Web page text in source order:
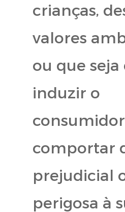
crianças,
valores
ou que seja
induzir o
comportar
prejudicial
perigosa à